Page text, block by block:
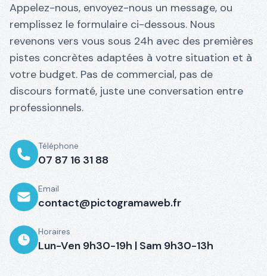
Appelez-nous, envoyez-nous un message, ou
remplissez le formulaire ci-dessous. Nous
revenons vers vous sous 24h avec des premières
pistes concrètes adaptées à votre situation et à
votre budget. Pas de commercial, pas de
discours formaté, juste une conversation entre
professionnels.
Téléphone
07 87 16 31 88
Email
contact@pictogramaweb.fr
Horaires
Lun-Ven 9h30-19h | Sam 9h30-13h